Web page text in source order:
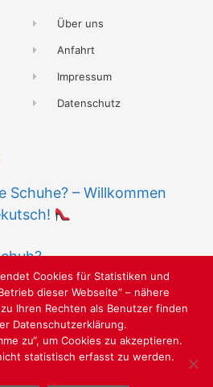
Über uns
Anfahrt
Impressum
Datenschutz
Schuhe? – Willkommen
SCHÖNE SCHUHE
Cookies für Statistiken und
dieser Webseite“ – nähere
Ihren Rechten als Benutzer finden
Datenschutzerklärung.
zu“, um Cookies zu akzeptieren.
statistisch erfasst zu werden.